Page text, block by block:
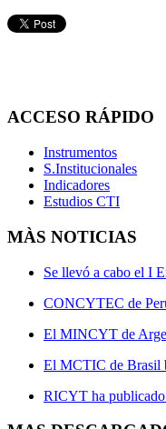
ACCESO RÁPIDO
Instrumentos
S.Institucionales
Indicadores
Estudios CTI
MÀS NOTICIAS
Se llevó a cabo el I
CONCYTEC de
El MINCYT de
El MCTIC de Brasil
RICYT ha